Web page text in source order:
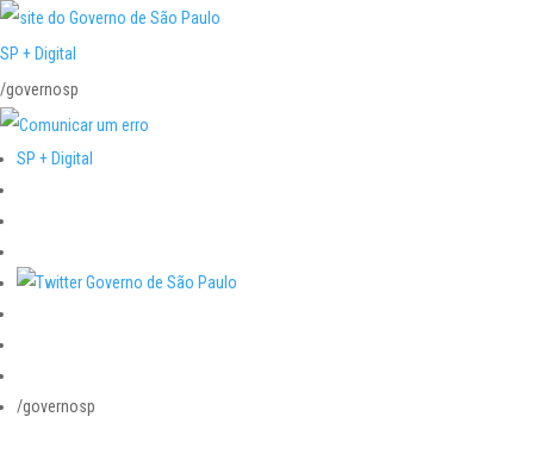
SP + Digital
/governosp
SP + Digital
/governosp